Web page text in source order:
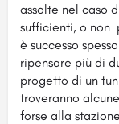
assolte nel caso
sufficienti, o non
è successo
ripensare più di
progetto di un
troveranno
forse alla